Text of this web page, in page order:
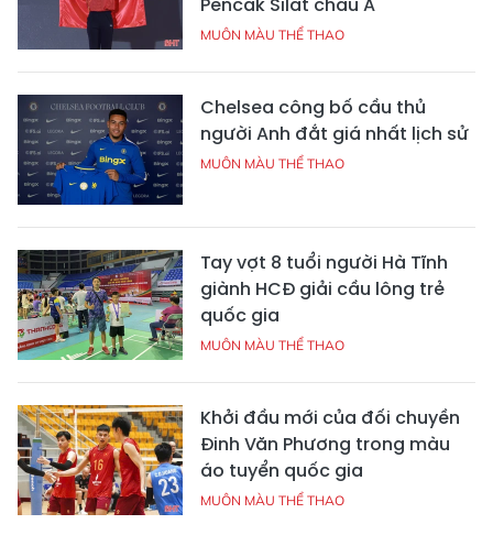
MUÔN MÀU THỂ THAO
Chelsea công bố cầu thủ
người Anh đắt giá nhất lịch sử
MUÔN MÀU THỂ THAO
Tay vợt 8 tuổi người Hà Tĩnh
giành HCĐ giải cầu lông trẻ
quốc gia
MUÔN MÀU THỂ THAO
Khởi đầu mới của đối chuyền
Đinh Văn Phương trong màu
áo tuyển quốc gia
MUÔN MÀU THỂ THAO